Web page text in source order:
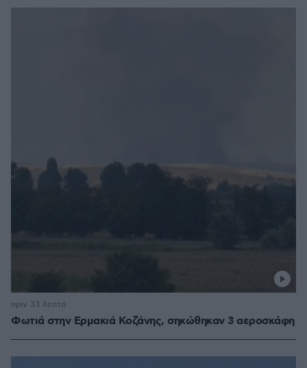
Φωτιά στην Ερμακιά Κοζάνης, σηκώθηκαν 3 αεροσκάφη
πριν 33 λεπτά